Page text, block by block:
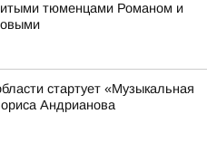
тюменцами Романом и
стартует «Музыкальная
Андрианова